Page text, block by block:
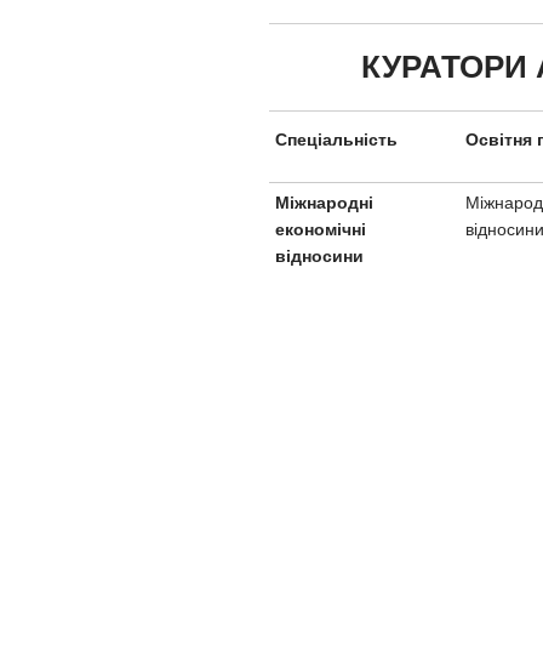
КУРАТОРИ
Спеціальність Освітня
Міжнародні
економічні
відносини
відносини